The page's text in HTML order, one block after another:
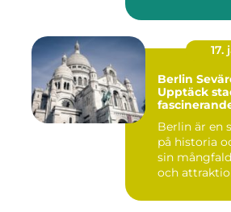
17.
Berlin
Upptäck
Berlin är en
på historia
sin
och